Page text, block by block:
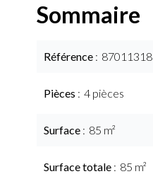
Sommaire
Référence 87011318
Pièces 4 pièces
Surface 85 m²
Surface totale 85 m²